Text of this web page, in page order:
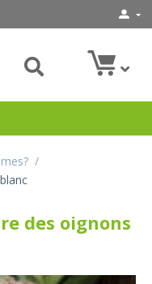
/
des oignons